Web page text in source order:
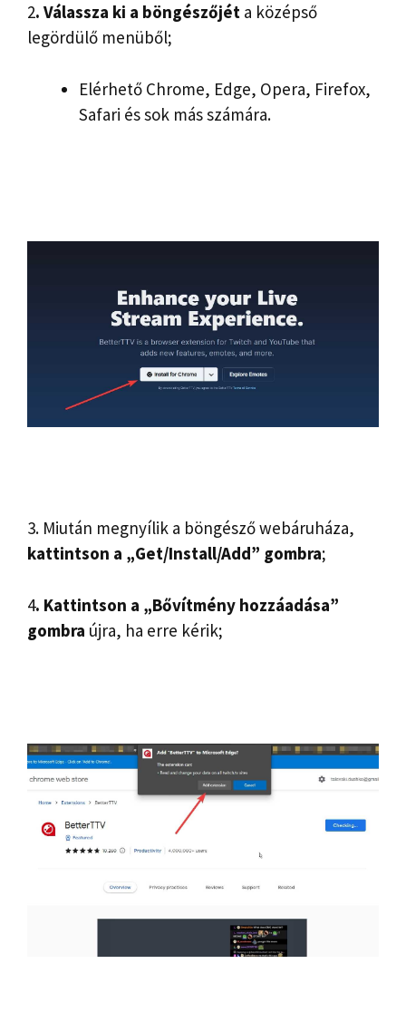
2. Válassza ki a böngészőjét a középső
legördülő menüből;
Elérhető Chrome, Edge, Opera, Firefox,
Safari és sok más számára.
3. Miután megnyílik a böngésző webáruháza,
kattintson a „Get/Install/Add” gombra;
4. Kattintson a „Bővítmény hozzáadása”
gombra újra, ha erre kérik;